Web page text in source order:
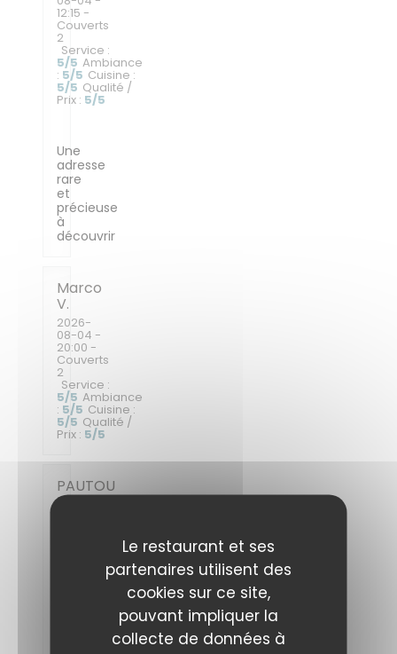
Le restaurant et ses
partenaires utilisent des
cookies sur ce site,
pouvant impliquer la
collecte de données à
12:15 -
Couverts
2
Service :
5/5 Ambiance
: 5/5 Cuisine :
5/5 Qualité /
Prix : 5/5
Une
adresse
rare
et
précieuse
à
découvrir
Marco
V
2026-
08-04 -
20:00 -
Couverts
2
Service :
5/5 Ambiance
: 5/5 Cuisine :
5/5 Qualité /
Prix : 5/5
PAUTOU
L
:
Ambiance
Qualité /